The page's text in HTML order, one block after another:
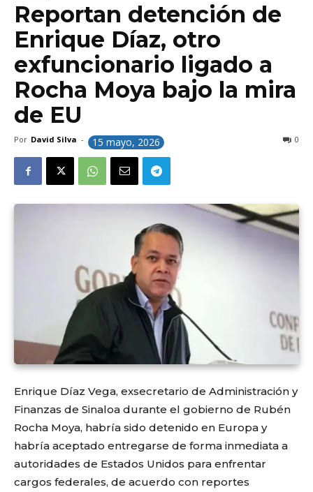
Reportan detención de
Enrique Díaz, otro
exfuncionario ligado a
Rocha Moya bajo la mira
de EU
Por David Silva - 15 mayo, 2026 0
Enrique Díaz Vega, exsecretario de Administración y
Finanzas de Sinaloa durante el gobierno de Rubén
Rocha Moya, habría sido detenido en Europa y
habría aceptado entregarse de forma inmediata a
autoridades de Estados Unidos para enfrentar
cargos federales, de acuerdo con reportes